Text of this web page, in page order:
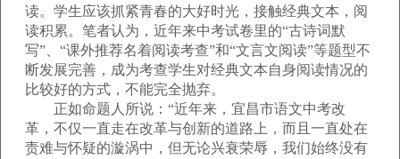
读。学生应该抓紧青春的大好时光，接触经典文本，阅
读积累。笔者认为，近年来中考试卷里的“古诗词默
写”、“课外推荐名着阅读考查”和“文言文阅读”等题型不
断发展完善，成为考查学生对经典文本自身阅读情况的
比较好的方式，不能完全抛弃。
正如命题人所说：“近年来，宜昌市语文中考改
革，不仅一直走在改革与创新的道路上，而且一直处在
责难与怀疑的漩涡中，但无论兴衰荣辱，我们始终没有